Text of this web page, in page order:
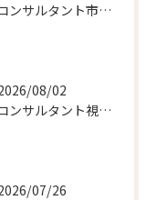
ITコンサルタント市場の規模と将来性をデータで読み解く最新業界トレンド
08/02
ITコンサルタント視点で見るデジタル改革の実情と大阪府大阪市における最適な選択肢
07/26